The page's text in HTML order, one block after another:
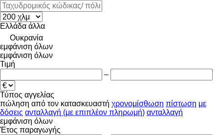
Ελλάδα άλλα
Ουκρανία
εμφάνιση όλων
εμφάνιση όλων
Τιμή
–
Τύπος αγγελίας
πώληση από τον κατασκευαστή χρονομίσθωση πίστωση με
δόσεις ανταλλαγή (με επιπλέον πληρωμή) ανταλλαγή
εμφάνιση όλων
Έτος παραγωγής